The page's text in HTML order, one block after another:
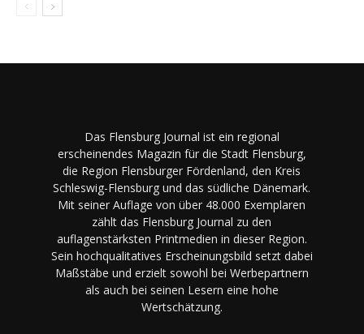
Das Flensburg Journal ist ein regional
erscheinendes Magazin für die Stadt Flensburg,
die Region Flensburger Fördenland, den Kreis
Schleswig-Flensburg und das südliche Dänemark.
Mit seiner Auflage von über 48.000 Exemplaren
zählt das Flensburg Journal zu den
auflagenstärksten Printmedien in dieser Region.
Sein hochqualitatives Erscheinungsbild setzt dabei
Maßstäbe und erzielt sowohl bei Werbepartnern
als auch bei seinen Lesern eine hohe
Wertschätzung.